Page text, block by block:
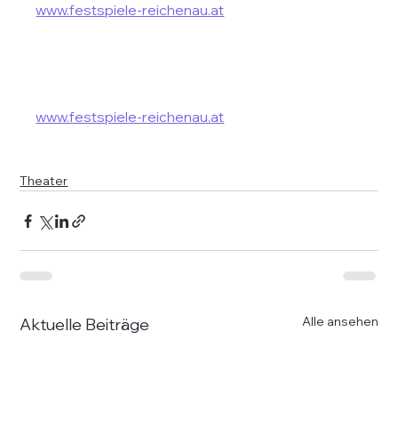
www.festspiele-reichenau.at
www.festspiele-reichenau.at
Theater
Aktuelle Beiträge Alle ansehen